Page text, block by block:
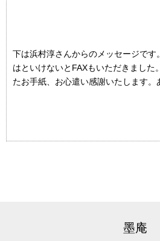
下は浜村淳さんからのメッセージです
はといけないとFAXもいただきました
たお手紙、お心遣い感謝いたします。
墨庵